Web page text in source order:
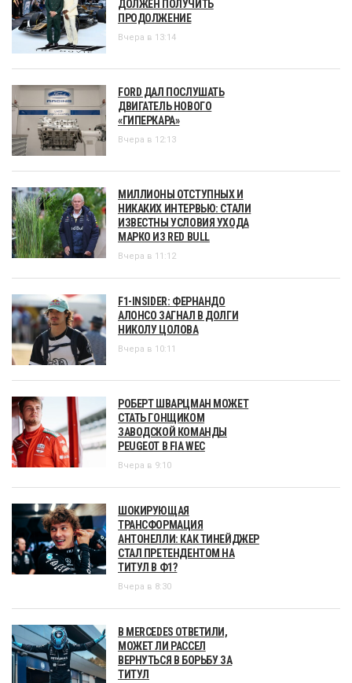
ДОЛЖЕН ПОЛУЧИТЬ
ПРОДОЛЖЕНИЕ
Вчера в 13:14
FORD ДАЛ ПОСЛУШАТЬ
ДВИГАТЕЛЬ НОВОГО
«ГИПЕРКАРА»
Вчера в 12:13
МИЛЛИОНЫ ОТСТУПНЫХ И
НИКАКИХ ИНТЕРВЬЮ: СТАЛИ
ИЗВЕСТНЫ УСЛОВИЯ УХОДА
МАРКО ИЗ RED BULL
Вчера в 11:12
F1-INSIDER: ФЕРНАНДО
АЛОНСО ЗАГНАЛ В ДОЛГИ
НИКОЛУ ЦОЛОВА
Вчера в 10:11
РОБЕРТ ШВАРЦМАН МОЖЕТ
СТАТЬ ГОНЩИКОМ
ЗАВОДСКОЙ КОМАНДЫ
PEUGEOT В FIA WEC
Вчера в 9:10
ШОКИРУЮЩАЯ
ТРАНСФОРМАЦИЯ
АНТОНЕЛЛИ: КАК ТИНЕЙДЖЕР
СТАЛ ПРЕТЕНДЕНТОМ НА
ТИТУЛ В Ф1?
Вчера в 8:30
В MERCEDES ОТВЕТИЛИ,
МОЖЕТ ЛИ РАССЕЛ
ВЕРНУТЬСЯ В БОРЬБУ ЗА
ТИТУЛ